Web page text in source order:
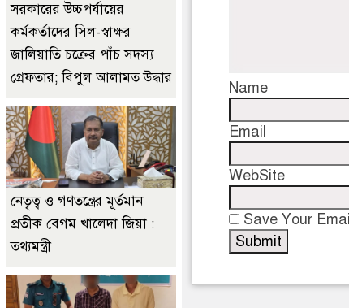
Name
Email
WebSite
Save Your
সরকারের উচ্চপর্যায়ের
কর্মকর্তাদের সিল-স্বাক্ষর
জালিয়াতি চক্রের পাঁচ সদস্য
গ্রেফতার; বিপুল আলামত উদ্ধার
নেতৃত্ব ও গণতন্ত্রের মূর্তমান
প্রতীক বেগম খালেদা জিয়া :
তথ্যমন্ত্রী